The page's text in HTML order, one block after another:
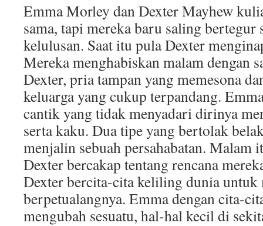
Emma Morley dan Dexter Mayhew
sama, tapi mereka baru saling bertegur
kelulusan. Saat itu pula Dexter
Mereka menghabiskan malam dengan
Dexter, pria tampan yang memesona
keluarga yang cukup terpandang.
cantik yang tidak menyadari dirinya
serta kaku. Dua tipe yang bertolak
menjalin sebuah persahabatan. Malam
Dexter bercakap tentang rencana
Dexter bercita-cita keliling dunia untuk
berpetualangnya. Emma dengan cita-
mengubah sesuatu, hal-hal kecil di